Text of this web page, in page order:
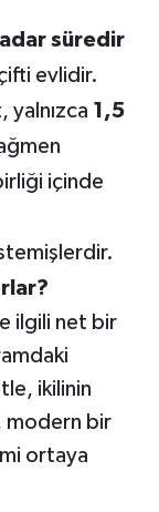
süredir
evlidir.
yalnızca 1,5
içinde
ilgili net bir
ikilinin
modern bir
ortaya